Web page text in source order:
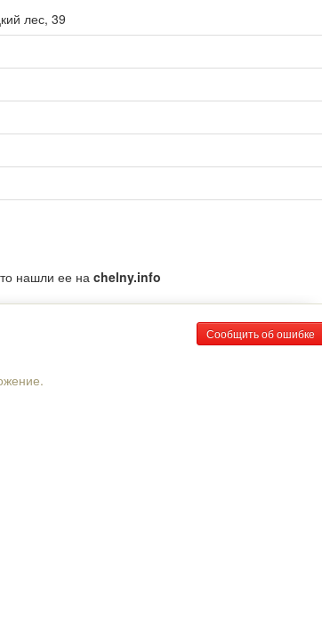
лес, 39
нашли ее на chelny.info
Сообщить об ошибке